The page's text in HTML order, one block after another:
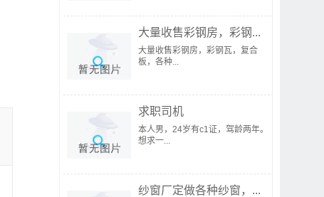
大量收售彩钢房，彩钢...
大量收售彩钢房，彩钢瓦，复合
板，各种...
求职司机
本人男，24岁有c1证，驾龄两年。
想求一...
纱窗厂定做各种纱窗，...